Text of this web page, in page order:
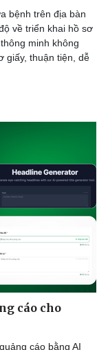
bệnh trên địa bàn
về triển khai hồ sơ
minh không
giấy, thuận tiện, dễ
cáo cho
cáo bằng AI